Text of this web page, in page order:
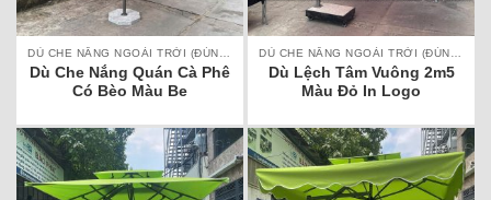
DÙ CHE NẮNG NGOÀI TRỜI (ĐÚNG TÂM, LỆCH TÂM)
Dù Che Nắng Quán Cà Phê
Có Bèo Màu Be
DÙ CHE NẮNG NGOÀI TRỜI (ĐÚNG TÂM, LỆCH TÂM)
Dù Lệch Tâm Vuông 2m5
Màu Đỏ In Logo